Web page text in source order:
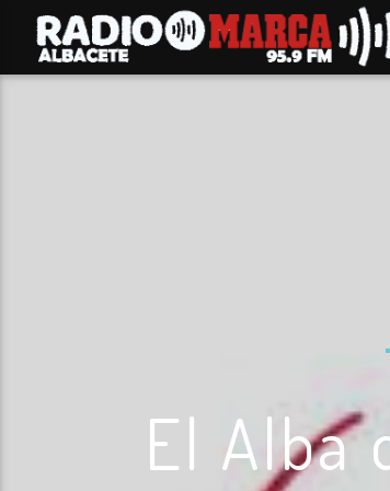
El Alba